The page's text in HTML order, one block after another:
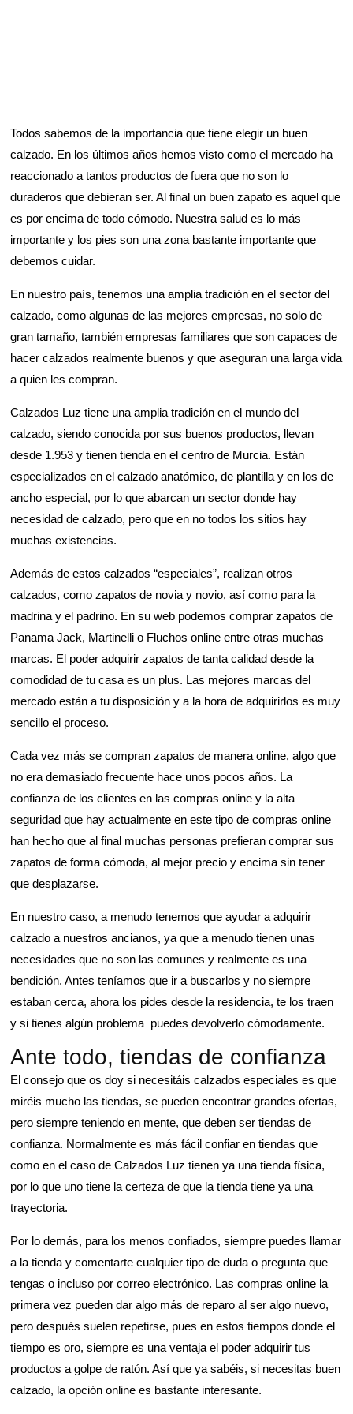
Todos sabemos de la importancia que tiene elegir un buen
calzado. En los últimos años hemos visto como el mercado ha
reaccionado a tantos productos de fuera que no son lo
duraderos que debieran ser. Al final un buen zapato es aquel que
es por encima de todo cómodo. Nuestra salud es lo más
importante y los pies son una zona bastante importante que
debemos cuidar.
En nuestro país, tenemos una amplia tradición en el sector del
calzado, como algunas de las mejores empresas, no solo de
gran tamaño, también empresas familiares que son capaces de
hacer calzados realmente buenos y que aseguran una larga vida
a quien les compran.
Calzados Luz tiene una amplia tradición en el mundo del
calzado, siendo conocida por sus buenos productos, llevan
desde 1.953 y tienen tienda en el centro de Murcia. Están
especializados en el calzado anatómico, de plantilla y en los de
ancho especial, por lo que abarcan un sector donde hay
necesidad de calzado, pero que en no todos los sitios hay
muchas existencias.
Además de estos calzados “especiales”, realizan otros
calzados, como zapatos de novia y novio, así como para la
madrina y el padrino. En su web podemos comprar zapatos de
Panama Jack, Martinelli o Fluchos online entre otras muchas
marcas. El poder adquirir zapatos de tanta calidad desde la
comodidad de tu casa es un plus. Las mejores marcas del
mercado están a tu disposición y a la hora de adquirirlos es muy
sencillo el proceso.
Cada vez más se compran zapatos de manera online, algo que
no era demasiado frecuente hace unos pocos años. La
confianza de los clientes en las compras online y la alta
seguridad que hay actualmente en este tipo de compras online
han hecho que al final muchas personas prefieran comprar sus
zapatos de forma cómoda, al mejor precio y encima sin tener
que desplazarse.
En nuestro caso, a menudo tenemos que ayudar a adquirir
calzado a nuestros ancianos, ya que a menudo tienen unas
necesidades que no son las comunes y realmente es una
bendición. Antes teníamos que ir a buscarlos y no siempre
estaban cerca, ahora los pides desde la residencia, te los traen
y si tienes algún problema puedes devolverlo cómodamente.
Ante todo, tiendas de confianza
El consejo que os doy si necesitáis calzados especiales es que
miréis mucho las tiendas, se pueden encontrar grandes ofertas,
pero siempre teniendo en mente, que deben ser tiendas de
confianza. Normalmente es más fácil confiar en tiendas que
como en el caso de Calzados Luz tienen ya una tienda física,
por lo que uno tiene la certeza de que la tienda tiene ya una
trayectoria.
Por lo demás, para los menos confiados, siempre puedes llamar
a la tienda y comentarte cualquier tipo de duda o pregunta que
tengas o incluso por correo electrónico. Las compras online la
primera vez pueden dar algo más de reparo al ser algo nuevo,
pero después suelen repetirse, pues en estos tiempos donde el
tiempo es oro, siempre es una ventaja el poder adquirir tus
productos a golpe de ratón. Así que ya sabéis, si necesitas buen
calzado, la opción online es bastante interesante.